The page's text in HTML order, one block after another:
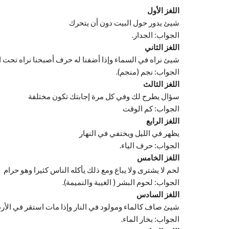
اللغز الأول
شيئ يدور حول البيت دون أن يتحرك
الجواب: الجدار.
اللغز الثاني
شيئ نراه في السماء وإذا أضفنا له حرف أصبحنا نراه تحت
الجواب: نجم (منجم).
اللغز الثالث
سؤال يطرح لك وفي كل مرة إجابتك تكون مختلفة
الجواب: كم الوقت
اللغز الرابع
يظهر في الليل ويختفي في النهار
الجواب: حرف الياء.
اللغز الخامس
لحم لا يشترى ولا يباع ومع ذلك يأكله الناس كثيرا وهو حرام
الجواب: لحوم البشر ( الغيبة والنميمة).
اللغز السادس
شيئ صاف كالماء ومولود في النار وإذا مات استقر في
الجواب: بخار الماء.